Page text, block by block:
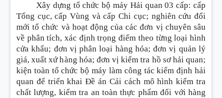
Xây dựng tổ chức bộ máy Hải quan 03 cấp: cấp
Tổng cục, cấp Vùng và cấp Chi cục; nghiên cứu đổi
mới tổ chức và hoạt động của các đơn vị chuyên sâu
về phân tích, xác định trọng điểm theo từng loại hình
cửa khẩu; đơn vị phân loại hàng hóa; đơn vị quản lý
giá, xuất xứ hàng hóa; đơn vị kiểm tra hồ sơ hải quan;
kiện toàn tổ chức bộ máy làm công tác kiểm định hải
quan để triển khai Đề án Cải cách mô hình kiểm tra
chất lượng, kiểm tra an toàn thực phẩm đối với hàng